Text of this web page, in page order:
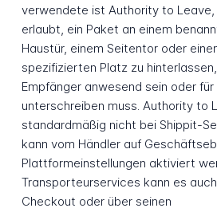
verwendete ist Authority to
erlaubt, ein Paket an einem
Haustür, einem Seitentor oder
spezifizierten Platz zu
Empfänger anwesend sein oder für
unterschreiben muss. Authority to
standardmäßig nicht bei Shippit-
kann vom Händler auf
Plattformeinstellungen aktiviert
Transporteurservices kann es
Checkout oder über seinen